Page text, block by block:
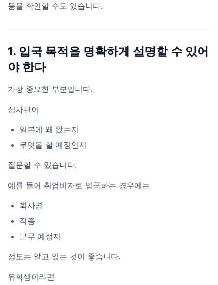
등을 확인할 수도 있습니다.
1. 입국 목적을 명확하게 설명할 수 있어
야 한다
가장 중요한 부분입니다.
심사관이
일본에 왜 왔는지
무엇을 할 예정인지
질문할 수 있습니다.
예를 들어 취업비자로 입국하는 경우에는
회사명
직종
근무 예정지
정도는 알고 있는 것이 좋습니다.
유학생이라면